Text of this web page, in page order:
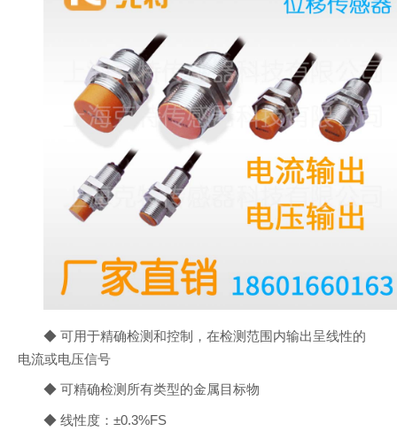
◆ 可用于精确检测和控制，在检测范围内输出呈线性的
电流或电压信号
◆ 可精确检测所有类型的金属目标物
◆ 线性度：±0.3%FS